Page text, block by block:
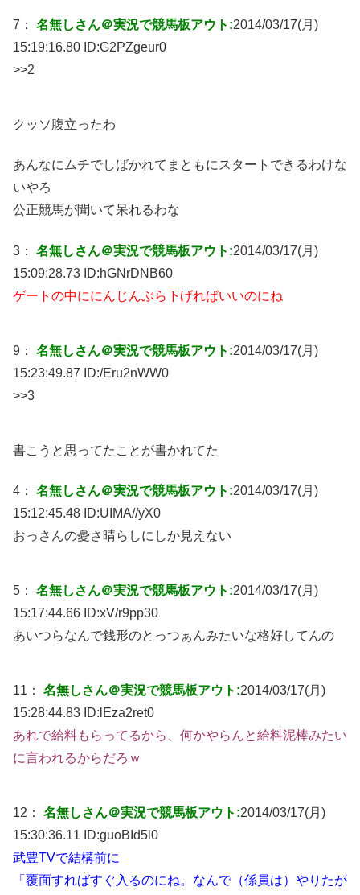
7： 名無しさん＠実況で競馬板アウト:2014/03/17(月)
15:19:16.80 ID:G2PZgeur0
>>2
クッソ腹立ったわ
あんなにムチでしばかれてまともにスタートできるわけな
いやろ
公正競馬が聞いて呆れるわな
3： 名無しさん＠実況で競馬板アウト:2014/03/17(月)
15:09:28.73 ID:hGNrDNB60
ゲートの中ににんじんぶら下げればいいのにね
9： 名無しさん＠実況で競馬板アウト:2014/03/17(月)
15:23:49.87 ID:/Eru2nWW0
>>3
書こうと思ってたことが書かれてた
4： 名無しさん＠実況で競馬板アウト:2014/03/17(月)
15:12:45.48 ID:UIMA//yX0
おっさんの憂さ晴らしにしか見えない
5： 名無しさん＠実況で競馬板アウト:2014/03/17(月)
15:17:44.66 ID:xV/r9pp30
あいつらなんで銭形のとっつぁんみたいな格好してんの
11： 名無しさん＠実況で競馬板アウト:2014/03/17(月)
15:28:44.83 ID: lEza2ret0
あれで給料もらってるから、何かやらんと給料泥棒みたい
に言われるからだろｗ
12： 名無しさん＠実況で競馬板アウト:2014/03/17(月)
15:30:36.11 ID:guoBId5l0
武豊TVで結構前に
「覆面すればすぐ入るのにね。なんで（係員は）やりたが